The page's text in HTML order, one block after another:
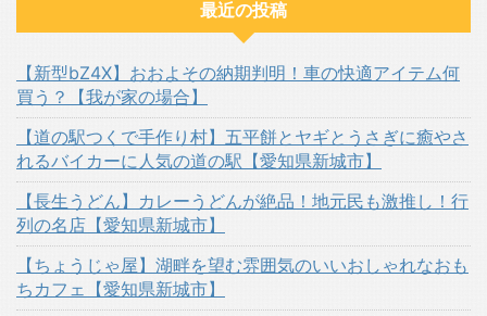
最近の投稿
【新型bZ4X】おおよその納期判明！車の快適アイテム何
買う？【我が家の場合】
【道の駅つくで手作り村】五平餅とヤギとうさぎに癒やさ
れるバイカーに人気の道の駅【愛知県新城市】
【長生うどん】カレーうどんが絶品！地元民も激推し！行
列の名店【愛知県新城市】
【ちょうじゃ屋】湖畔を望む雰囲気のいいおしゃれなおも
ちカフェ【愛知県新城市】